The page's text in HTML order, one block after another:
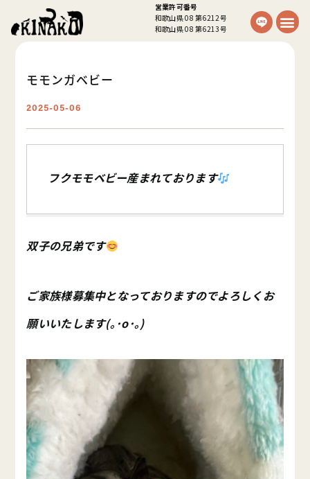
営業許可番号
和歌山県 08 第6212号
和歌山県 08 第6213号
モモンガベビー
2025-05-06
フクモモベビー産まれております
双子の兄弟です
ご家族様募集中となっておりますのでよろしくお
願いいたします(｡･о･｡)